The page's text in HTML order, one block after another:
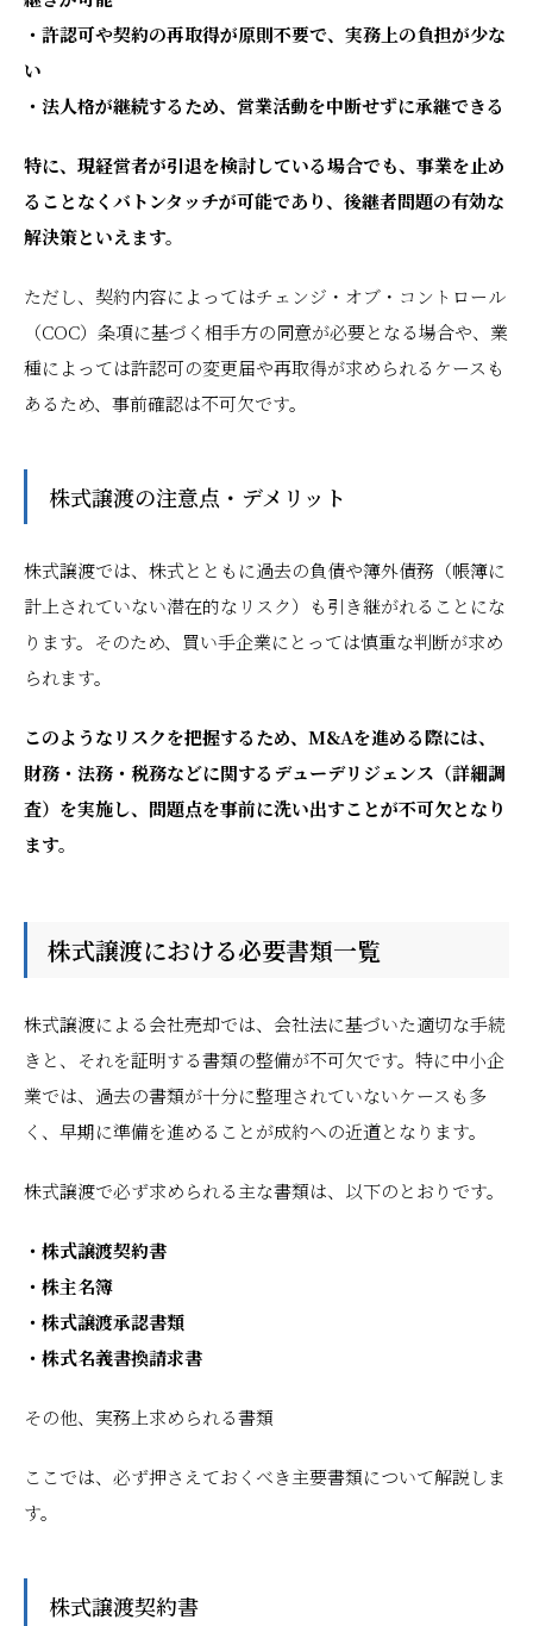
・許認可や契約の再取得が原則不要で、実務上の負担が少な
い
・法人格が継続するため、営業活動を中断せずに承継できる
特に、現経営者が引退を検討している場合でも、事業を止め
ることなくバトンタッチが可能であり、後継者問題の有効な
解決策といえます。
ただし、契約内容によってはチェンジ・オブ・コントロール
（COC）条項に基づく相手方の同意が必要となる場合や、業
種によっては許認可の変更届や再取得が求められるケースも
あるため、事前確認は不可欠です。
株式譲渡の注意点・デメリット
株式譲渡では、株式とともに過去の負債や簿外債務（帳簿に
計上されていない潜在的なリスク）も引き継がれることにな
ります。そのため、買い手企業にとっては慎重な判断が求め
られます。
このようなリスクを把握するため、M&Aを進める際には、
財務・法務・税務などに関するデューデリジェンス（詳細調
査）を実施し、問題点を事前に洗い出すことが不可欠となり
ます。
株式譲渡における必要書類一覧
株式譲渡による会社売却では、会社法に基づいた適切な手続
きと、それを証明する書類の整備が不可欠です。特に中小企
業では、過去の書類が十分に整理されていないケースも多
く、早期に準備を進めることが成約への近道となります。
株式譲渡で必ず求められる主な書類は、以下のとおりです。
・株式譲渡契約書
・株主名簿
・株式譲渡承認書類
・株式名義書換請求書
その他、実務上求められる書類
ここでは、必ず押さえておくべき主要書類について解説しま
す。
株式譲渡契約書